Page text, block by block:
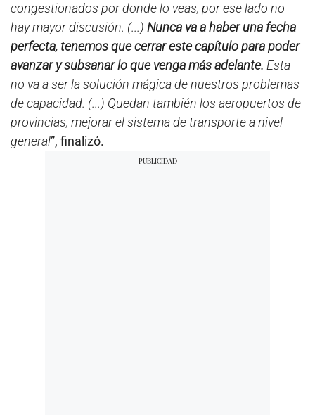
congestionados por donde lo veas, por ese lado no
hay mayor discusión. (...) Nunca va a haber una fecha
perfecta, tenemos que cerrar este capítulo para poder
avanzar y subsanar lo que venga más adelante. Esta
no va a ser la solución mágica de nuestros problemas
de capacidad. (...) Quedan también los aeropuertos de
provincias, mejorar el sistema de transporte a nivel
general”, finalizó.